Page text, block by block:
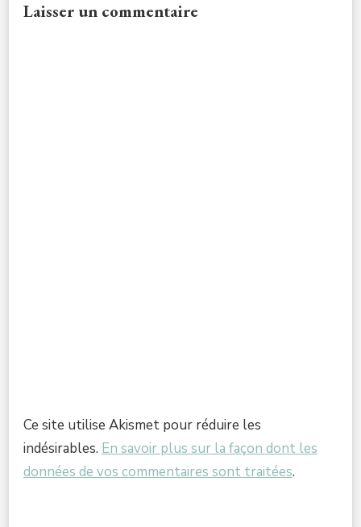
Laisser un commentaire
Ce site utilise Akismet pour réduire les
indésirables. En savoir plus sur la façon dont les
données de vos commentaires sont traitées.